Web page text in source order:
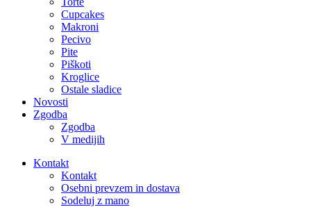
Cupcakes
Makroni
Pecivo
Pite
Piškoti
Kroglice
Ostale sladice
Novosti
Zgodba
Zgodba
V medijih
Kontakt
Kontakt
Osebni prevzem in dostava
Sodeluj z mano